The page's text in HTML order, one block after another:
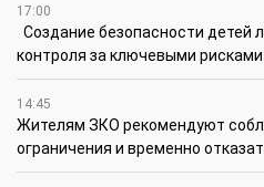
17:00
Создание безопасности детей
контроля за ключевыми рисками
14:45
Жителям ЗКО рекомендуют
ограничения и временно